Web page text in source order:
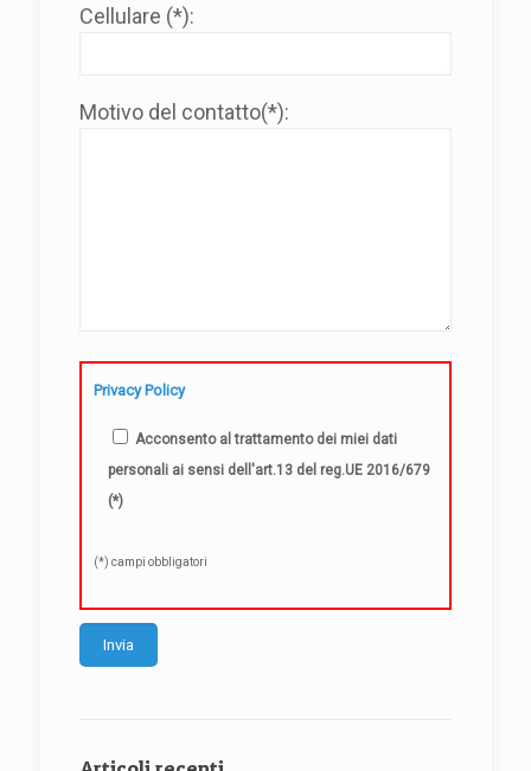
Cellulare (*):
Motivo del contatto(*):
Privacy Policy
Acconsento al trattamento dei miei dati
personali ai sensi dell'art.13 del reg.UE 2016/679
(*)
(*) campi obbligatori